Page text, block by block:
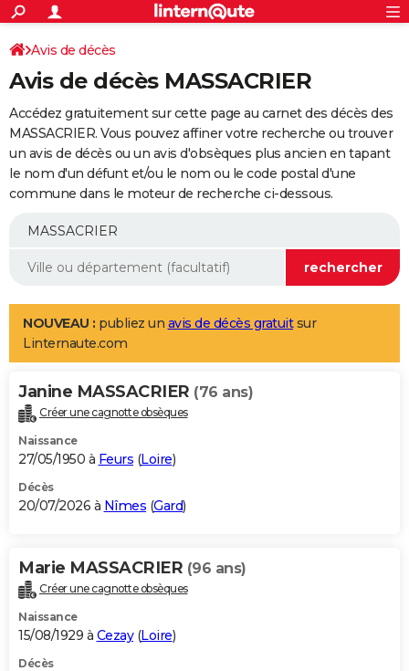
ACTUALITÉS
Politique
Société
Faits Divers
Education
Monde
Villes
+
SPORT
Coupe du monde 2026
Football
Tennis
Cyclisme
Rugby
Forum
Programme TV
TNT
Streaming
Cinéma
Sorties cinéma
Musique
+
FINANCE
Impôts
Immobilier
Risques naturels par ville
Banque
Assurance
Crédit
AUTO
Essais
Réserver un essai
Citadines
Berlines
SUV
Forum auto
+
Mobiles
Meilleur smartphone
Internet
Ordinateurs
Jeux vidéo
Guide high-tech
Aménagement intérieur
LIFESTYLE
Art de vivre
Bien-être
Loisirs
Mode
Modes de vie
Alimentation
Guide de la santé
Maladies
Médicaments
Sommeil
VOYAGE
Destinations
City break
Voyage nature
Voyage de noces
Forum
Climat
+PHOTO
GUIDES D'ACHAT
BONS PLANS
Carte de Noël
Carte Bonne année
Carte Saint-Valentin
Carte Pâques
Carte d'anniversaire
DICTIONNAIRE
Dictionnaire
Biographies
Citations
Expressions
Proverbes
PROGRAMME TV
Avis de décès
Avis de décès MASSACRIER
Accédez gratuitement sur cette page au carnet des décès des
MASSACRIER. Vous pouvez affiner votre recherche ou trouver
un avis de décès ou un avis d'obsèques plus ancien en tapant
le nom d'un défunt et/ou le nom ou le code postal d'une
commune dans le moteur de recherche ci-dessous.
NOUVEAU : publiez un avis de décès gratuitsur
Linternaute.com
Janine MASSACRIER (76 ans)
Créer une cagnotte obsèques
Naissance
27/05/1950 à Feurs (Loire)
Décès
20/07/2026 à Nîmes (Gard)
Marie MASSACRIER (96 ans)
Créer une cagnotte obsèques
Naissance
15/08/1929 à Cezay(Loire)
Décès